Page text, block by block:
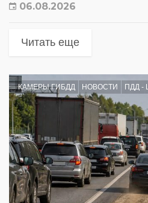
06.08.2026
Читать еще
КАМЕРЫ ГИБДД НОВОСТИ ПДД -